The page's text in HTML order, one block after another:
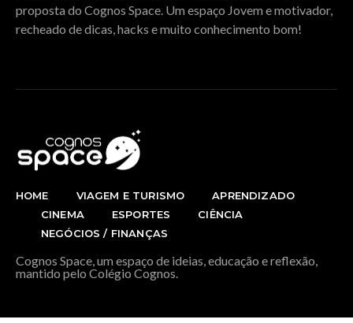
proposta do Cognos Space. Um espaço Jovem e motivador,
recheado de dicas, hacks e muito conhecimento bom!
HOME VIAGEM E TURISMO
APRENDIZADO
CINEMA
ESPORTES
CIÊNCIA
NEGÓCIOS / FINANÇAS
Cognos Space, um espaço de ideias, educação e reflexão,
mantido pelo Colégio Cognos.